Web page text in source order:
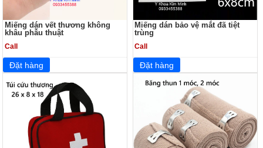
Miếng dán vết thương không
khâu phẫu thuật
Call
Miếng dán bảo vệ mắt đã tiệt
trùng
Call